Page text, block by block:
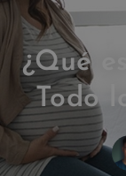
¿Qué
Todo